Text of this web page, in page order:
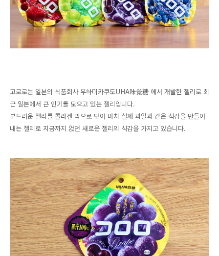
고로로는 일본의 식품회사 우하미카쿠도UHA味覚糖 에서 개발한 젤리로 최
근 일본에서 큰 인기를 모으고 있는 젤리입니다.
부드러운 젤리를 콜라겐 막으로 덮어 마치 실제 과일과 같은 식감을 만들어
내는 젤리로 지금까지 없던 새로운 젤리의 식감을 가지고 있습니다.